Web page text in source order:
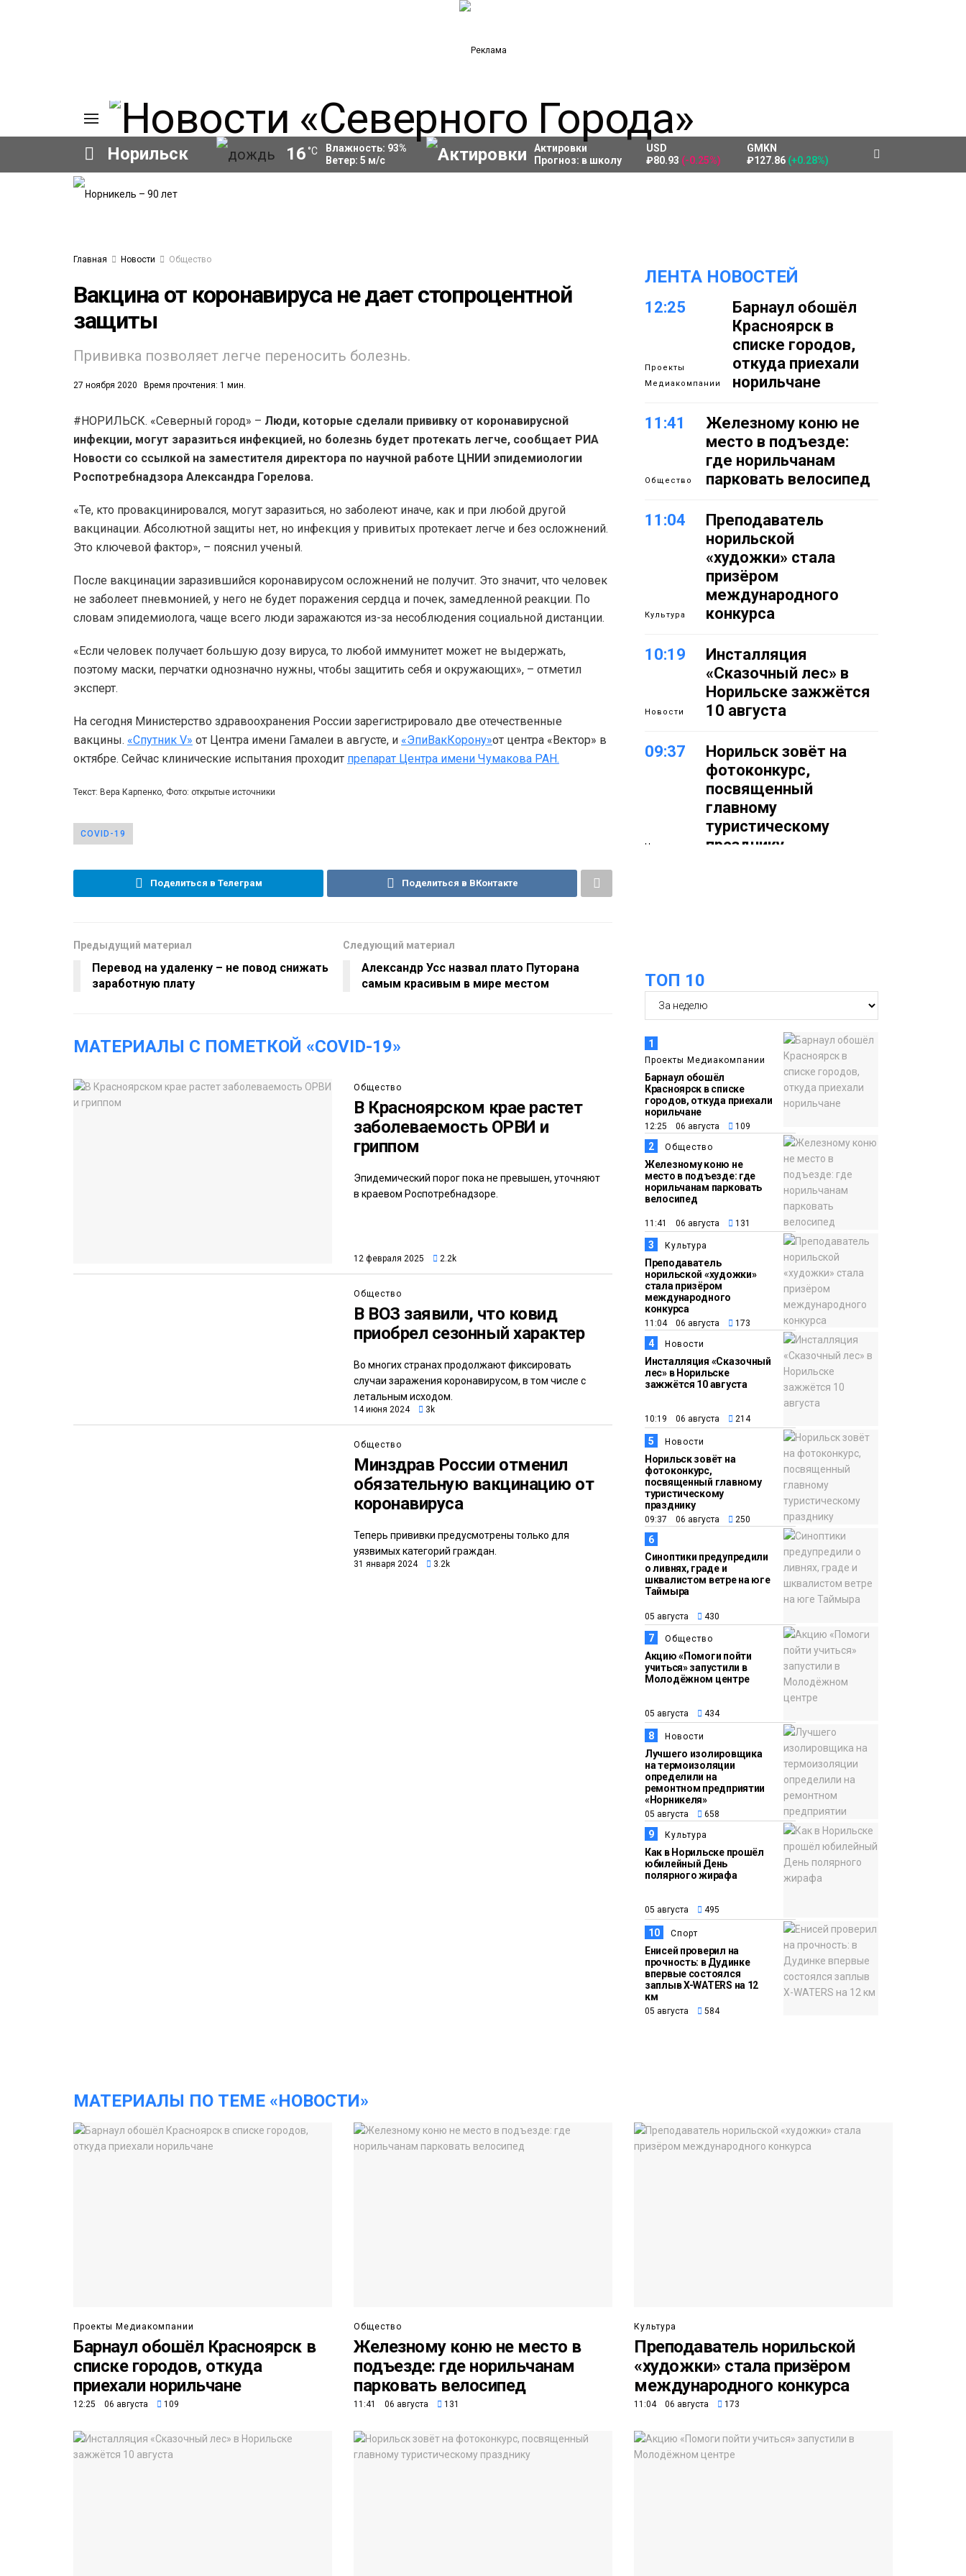
Норильск 16 °C Влажность: 93%
Ветер: 5 м/с
Актировки
Прогноз: в школу
USD
₽80.93 (-0.25%)
GMKN
₽127.86 (+0.28%)
Главная Новости Общество
Вакцина от коронавируса не дает стопроцентной
защиты
Прививка позволяет легче переносить болезнь.
27 ноября 2020 Время прочтения: 1 мин.
#НОРИЛЬСК. «Северный город» – Люди, которые сделали прививку от коронавирусной
инфекции, могут заразиться инфекцией, но болезнь будет протекать легче, сообщает РИА
Новости со ссылкой на заместителя директора по научной работе ЦНИИ эпидемиологии
Роспотребнадзора Александра Горелова.
«Те, кто провакцинировался, могут заразиться, но заболеют иначе, как и при любой другой
вакцинации. Абсолютной защиты нет, но инфекция у привитых протекает легче и без осложнений.
Это ключевой фактор», – пояснил ученый.
После вакцинации заразившийся коронавирусом осложнений не получит. Это значит, что человек
не заболеет пневмонией, у него не будет поражения сердца и почек, замедленной реакции. По
словам эпидемиолога, чаще всего люди заражаются из-за несоблюдения социальной дистанции.
«Если человек получает большую дозу вируса, то любой иммунитет может не выдержать,
поэтому маски, перчатки однозначно нужны, чтобы защитить себя и окружающих», – отметил
эксперт.
На сегодня Министерство здравоохранения России зарегистрировало две отечественные
вакцины. «Спутник V» от Центра имени Гамалеи в августе, и «ЭпиВакКорону»от центра «Вектор» в
октябре. Сейчас клинические испытания проходит препарат Центра имени Чумакова РАН.
Текст: Вера Карпенко, Фото: открытые источники
COVID-19
Поделиться в Телеграм Поделиться в ВКонтакте
Предыдущий материал
Перевод на удаленку – не повод снижать
заработную плату
Следующий материал
Александр Усс назвал плато Путорана
самым красивым в мире местом
МАТЕРИАЛЫ С ПОМЕТКОЙ «COVID-19»
Общество
В Красноярском крае растет
заболеваемость ОРВИ и
гриппом
Эпидемический порог пока не превышен, уточняют
в краевом Роспотребнадзоре.
12 февраля 2025 2.2k
Общество
В ВОЗ заявили, что ковид
приобрел сезонный характер
Во многих странах продолжают фиксировать
случаи заражения коронавирусом, в том числе с
летальным исходом.
14 июня 2024 3k
Общество
Минздрав России отменил
обязательную вакцинацию от
коронавируса
Теперь прививки предусмотрены только для
уязвимых категорий граждан.
31 января 2024 3.2k
ЛЕНТА НОВОСТЕЙ
12:25
Проекты
Медиакомпании
Барнаул обошёл
Красноярск в
списке городов,
откуда приехали
норильчане
11:41
Общество
Железному коню не
место в подъезде:
где норильчанам
парковать велосипед
11:04
Культура
Преподаватель
норильской
«художки» стала
призёром
международного
конкурса
10:19
Новости
Инсталляция
«Сказочный лес» в
Норильске зажжётся
10 августа
09:37
Новости
Норильск зовёт на
фотоконкурс,
посвященный
главному
туристическому
празднику
17:37
Общество
Акцию «Помоги пойти
учиться» запустили в
Молодёжном центре
16:50
05 августа
Новости
Лучшего
изолировщика на
определили на
ремонтном
предприятии
«Норникеля»
16:07
05 августа
Культура
Как в Норильске
прошёл юбилейный
День полярного
жирафа
15:22
05 августа
Енисей проверил на
прочность: в Дудинке
впервые состоялся
заплыв X-WATERS на
ТОП 10
1
Проекты Медиакомпании
Барнаул обошёл
Красноярск в списке
городов, откуда приехали
норильчане
12:25 06 августа 109
2 Общество
Железному коню не
место в подъезде: где
норильчанам парковать
велосипед
11:41 06 августа 131
3 Культура
Преподаватель
норильской «художки»
стала призёром
международного
конкурса
11:04 06 августа 173
4 Новости
Инсталляция «Сказочный
лес» в Норильске
зажжётся 10 августа
10:19 06 августа 214
5 Новости
Норильск зовёт на
фотоконкурс,
посвященный главному
туристическому
празднику
09:37 06 августа 250
6
Синоптики предупредили
о ливнях, граде и
шквалистом ветре на юге
Таймыра
05 августа 430
7 Общество
Акцию «Помоги пойти
учиться» запустили в
Молодёжном центре
05 августа 434
8 Новости
Лучшего изолировщика
на термоизоляции
определили на
ремонтном предприятии
«Норникеля»
05 августа 658
9 Культура
Как в Норильске прошёл
юбилейный День
полярного жирафа
05 августа 495
10 Спорт
Енисей проверил на
прочность: в Дудинке
впервые состоялся
заплыв X-WATERS на 12
км
05 августа 584
МАТЕРИАЛЫ ПО ТЕМЕ «НОВОСТИ»
Проекты Медиакомпании
Барнаул обошёл Красноярск в
списке городов, откуда
приехали норильчане
12:25 06 августа 109
Общество
Железному коню не место в
подъезде: где норильчанам
парковать велосипед
11:41 06 августа 131
Культура
Преподаватель норильской
«художки» стала призёром
международного конкурса
11:04 06 августа 173